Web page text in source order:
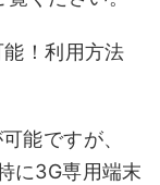
！利用方法
能ですが、
に3G専用端末